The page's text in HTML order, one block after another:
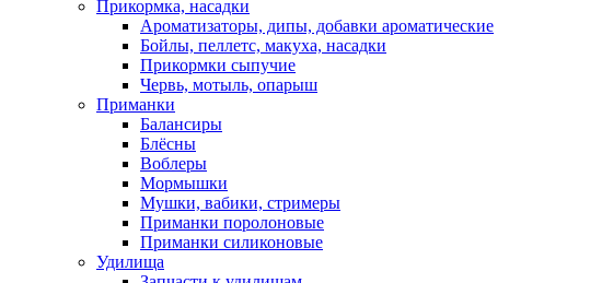
Прикормка, насадки
Ароматизаторы, дипы, добавки ароматические
Бойлы, пеллетс, макуха, насадки
Прикормки сыпучие
Червь, мотыль, опарыш
Приманки
Балансиры
Блёсны
Воблеры
Мормышки
Мушки, вабики, стримеры
Приманки поролоновые
Приманки силиконовые
Удилища